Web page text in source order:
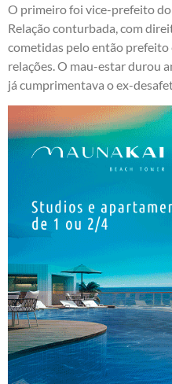
O primeiro foi vice-prefeito do
Relação conturbada, com
cometidas pelo então prefeito
relações. O mau-estar durou
já cumprimentava o ex-